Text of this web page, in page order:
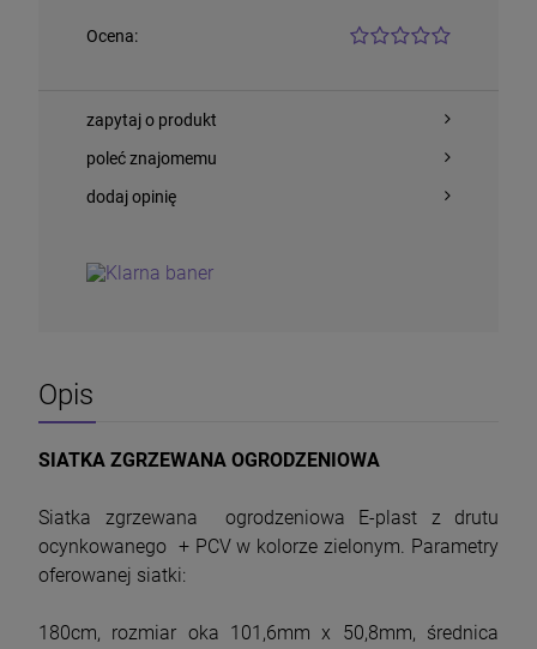
290,00 zł
Ocena:
zapytaj o produkt
poleć znajomemu
dodaj opinię
Opis
SIATKA ZGRZEWANA OGRODZENIOWA
Siatka zgrzewana ogrodzeniowa E-plast z drutu
ocynkowanego + PCV w kolorze zielonym. Parametry
oferowanej siatki:
180cm, rozmiar oka 101,6mm x 50,8mm, średnica